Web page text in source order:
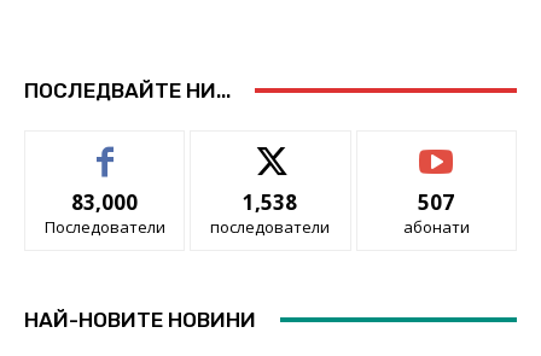
ПОСЛЕДВАЙТЕ НИ...
83,000
Последователи
1,538
последователи
507
абонати
НАЙ-НОВИТЕ НОВИНИ